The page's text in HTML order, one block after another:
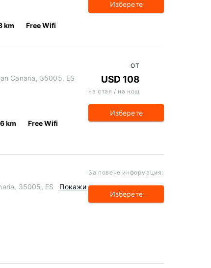
km Free Wifi
Изберете
Canaria, 35005, ES
km Free Wifi
ОТ
USD 108
на стая / на нощ
Изберете
35005, ES
Покажи
За повече информация:
Изберете